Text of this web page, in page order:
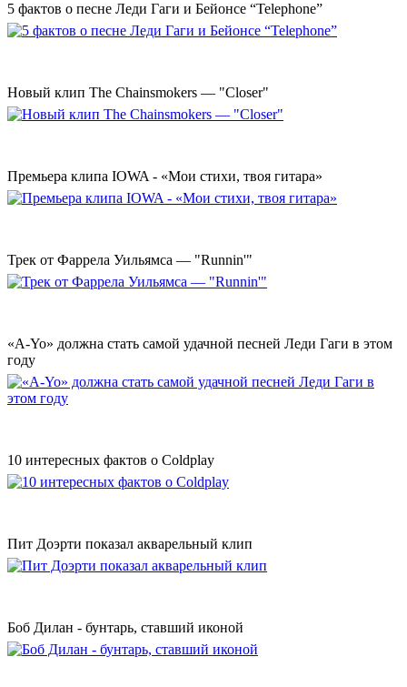
5 фактов о песне Леди Гаги и Бейонсе “Telephone”
Новый клип The Chainsmokers — "Closer"
Премьера клипа IOWA - «Мои стихи, твоя гитара»
Трек от Фаррела Уильямса — "Runnin'"
«A-Yo» должна стать самой удачной песней Леди Гаги в этом
году
10 интересных фактов о Coldplay
Пит Доэрти показал акварельный клип
Боб Дилан - бунтарь, ставший иконой